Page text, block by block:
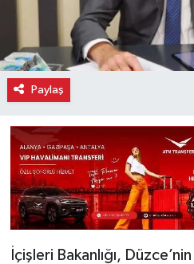
Paylaş
İçişleri Bakanlığı, Düzce’nin